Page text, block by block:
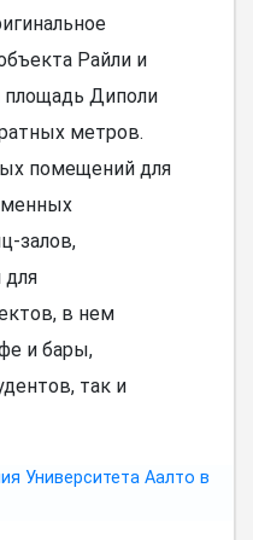
Райли и
Диполи
метров.
помещений для
залов,
в нем
и бары,
так и